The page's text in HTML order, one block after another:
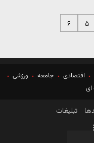
۵ ۶
اقتصادی جامعه
ورزشی
ای
تبلیغات